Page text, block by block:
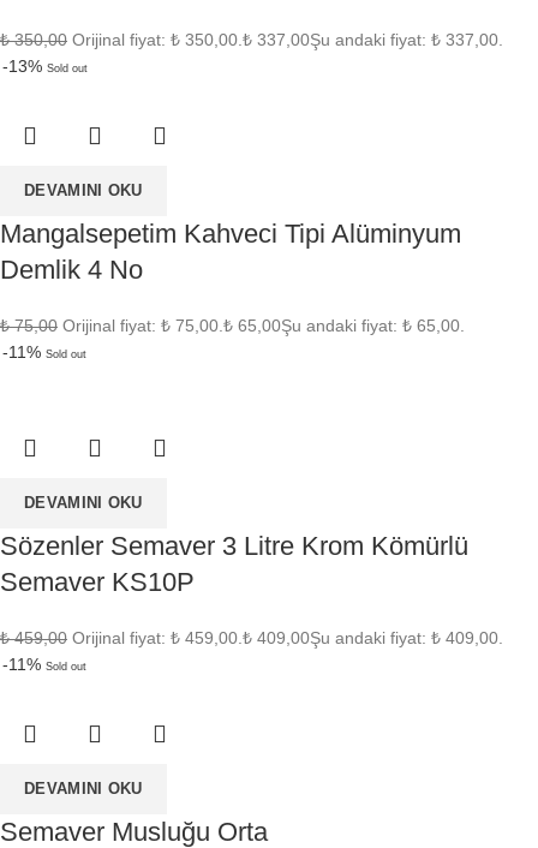
₺350,00 Orijinal fiyat: ₺ 350,00. ₺ 337,00Şu andaki fiyat: ₺ 337,00.
-13% Sold out
DEVAMINI OKU
Mangalsepetim Kahveci Tipi Alüminyum
Demlik 4 No
₺75,00 Orijinal fiyat: ₺ 75,00. ₺ 65,00Şu andaki fiyat: ₺ 65,00.
-11% Sold out
DEVAMINI OKU
Sözenler Semaver 3 Litre Krom Kömürlü
Semaver KS10P
₺459,00 Orijinal fiyat: ₺ 459,00. ₺ 409,00Şu andaki fiyat: ₺ 409,00.
-11% Sold out
DEVAMINI OKU
Semaver Musluğu Orta